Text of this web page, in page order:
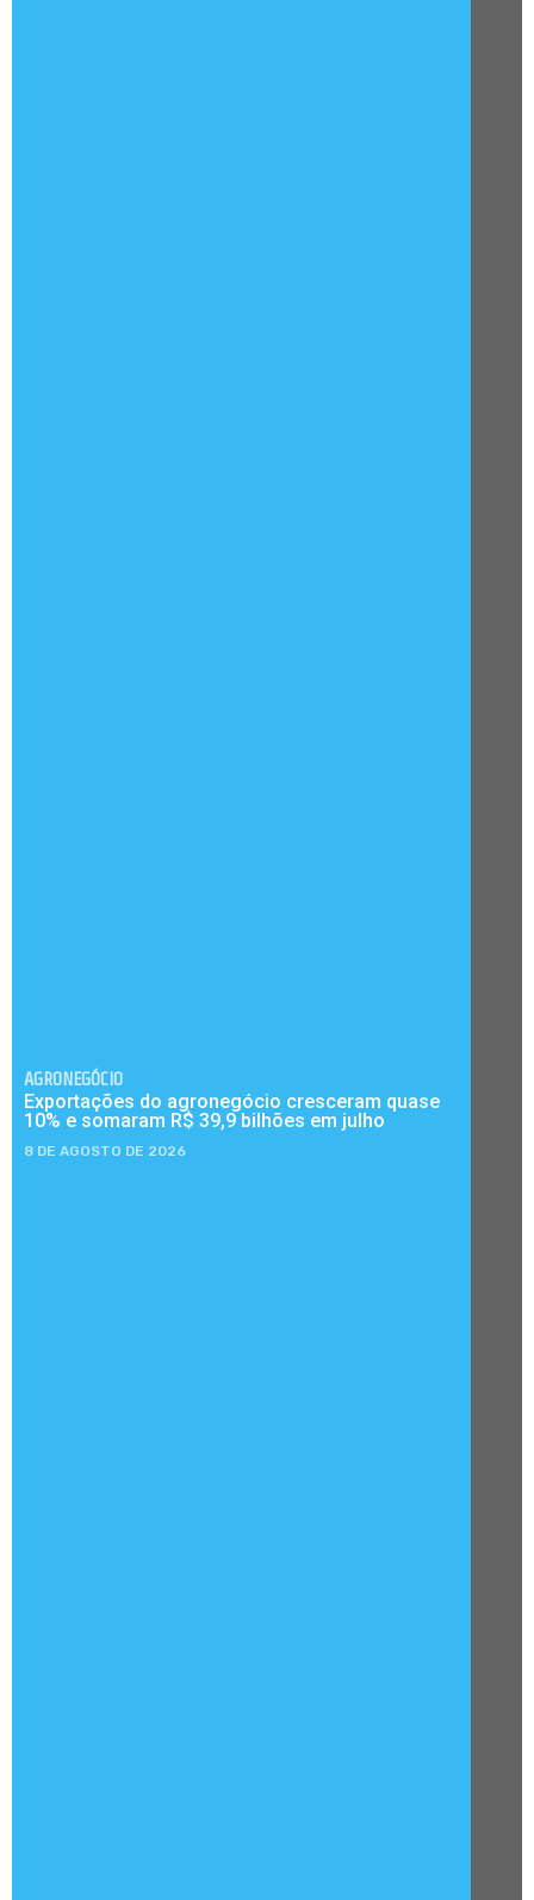
AGRONEGÓCIO
Exportações do agronegócio cresceram quase
10% e somaram R$ 39,9 bilhões em julho
8 DE AGOSTO DE 2026